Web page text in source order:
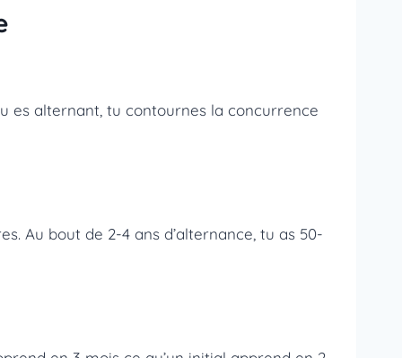
es alternant, tu contournes la concurrence
Au bout de 2-4 ans d’alternance, tu as 50-